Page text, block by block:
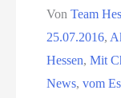
VonTeam
25.07.2016,
Hessen,Mit
News,vom